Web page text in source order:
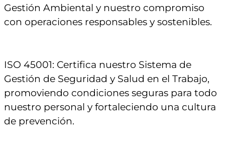
Gestión Ambiental y nuestro compromiso
con operaciones responsables y sostenibles.
ISO 45001: Certifica nuestro Sistema de
Gestión de Seguridad y Salud en el Trabajo,
promoviendo condiciones seguras para todo
nuestro personal y fortaleciendo una cultura
de prevención.